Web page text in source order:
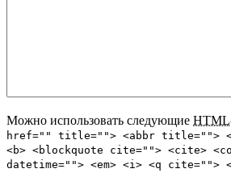
Можно использовать следующие HTML
href="" title=""> <abbr title="">
<b> <blockquote cite=""> <cite>
datetime=""> <em> <i> <q cite="">